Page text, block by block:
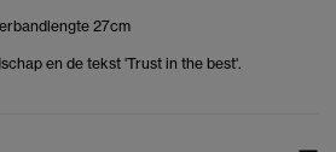
27cm
en de tekst 'Trust in the best'.